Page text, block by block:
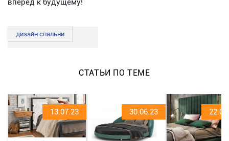
вперед к будущему!
дизайн спальни
СТАТЬИ ПО ТЕМЕ
13.07.23 30.06.23